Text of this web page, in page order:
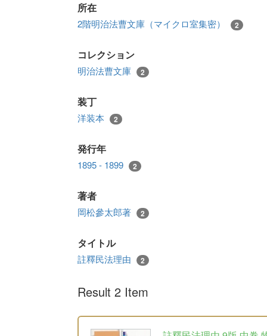
所在
2階明治法曹文庫（マイクロ室集密） 2
コレクション
明治法曹文庫 2
装丁
洋装本 2
発行年
1895 - 1899 2
著者
岡松參太郎著 2
タイトル
註釋民法理由 2
Result 2 Item